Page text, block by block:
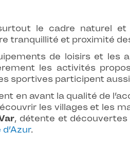
le cadre naturel et
tranquillité et proximité
de loisirs et les
les activités
sportives participent aussi
en avant la qualité de
les villages et les
, détente et découvertes
.